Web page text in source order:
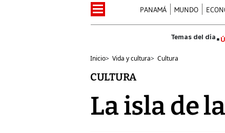
PANAMÁ MUNDO
Inicio> Vida y cultura> Cultura
CULTURA
La isla de